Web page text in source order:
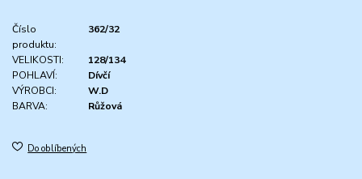
Číslo
produktu:
362/32
VELIKOSTI:
128/134
POHLAVÍ:
Dívčí
VÝROBCI:
W.D
BARVA:
Růžová
Do oblíbených